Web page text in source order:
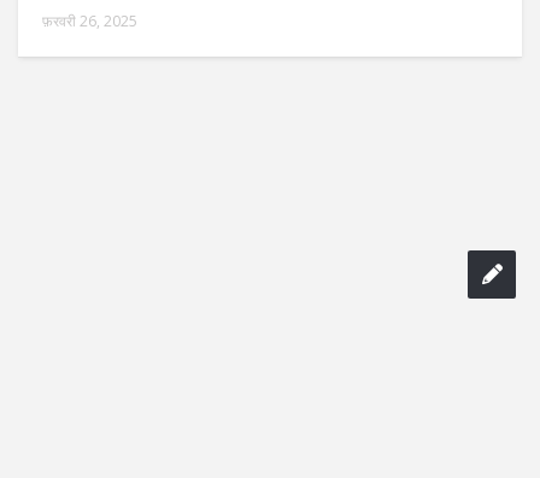
फ़रवरी 26, 2025